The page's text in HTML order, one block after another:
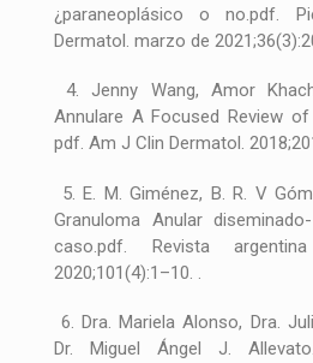
¿paraneoplásico o no.pdf.
Dermatol. marzo de
4. Jenny Wang, Amor
Annulare A Focused Review
pdf. Am J Clin Dermatol.
5. E. M. Giménez, B. R. V
Granuloma Anular
caso.pdf. Revista
2020;101(4):1–10. .
6. Dra. Mariela Alonso, Dra.
Dr. Miguel Ángel J.